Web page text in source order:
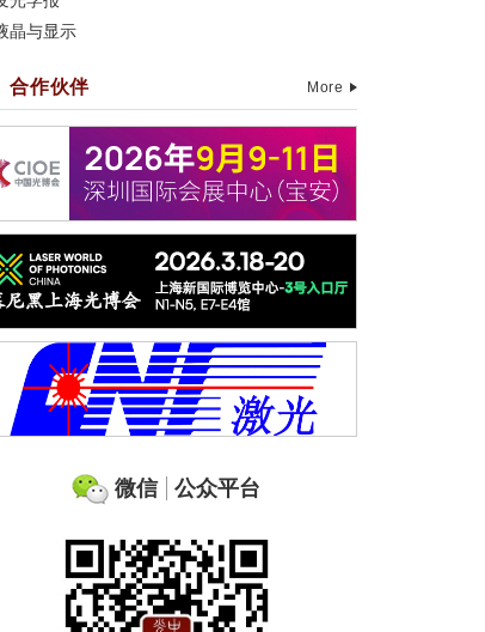
晶与显示
合作伙伴 More
微信 公众平台